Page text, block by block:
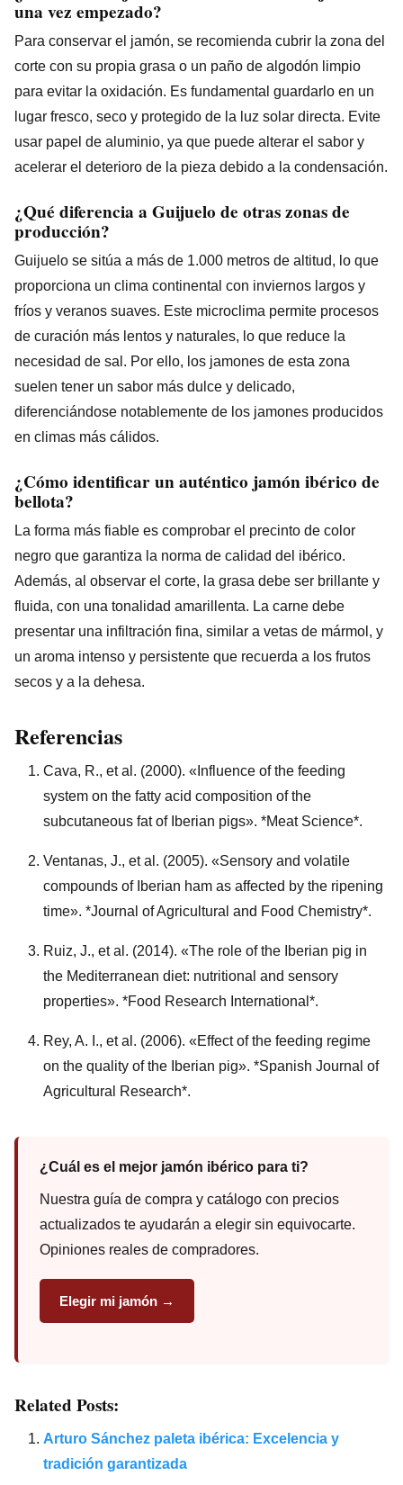
una vez empezado?
Para conservar el jamón, se recomienda cubrir la zona del
corte con su propia grasa o un paño de algodón limpio
para evitar la oxidación. Es fundamental guardarlo en un
lugar fresco, seco y protegido de la luz solar directa. Evite
usar papel de aluminio, ya que puede alterar el sabor y
acelerar el deterioro de la pieza debido a la condensación.
¿Qué diferencia a Guijuelo de otras zonas de
producción?
Guijuelo se sitúa a más de 1.000 metros de altitud, lo que
proporciona un clima continental con inviernos largos y
fríos y veranos suaves. Este microclima permite procesos
de curación más lentos y naturales, lo que reduce la
necesidad de sal. Por ello, los jamones de esta zona
suelen tener un sabor más dulce y delicado,
diferenciándose notablemente de los jamones producidos
en climas más cálidos.
¿Cómo identificar un auténtico jamón ibérico de
bellota?
La forma más fiable es comprobar el precinto de color
negro que garantiza la norma de calidad del ibérico.
Además, al observar el corte, la grasa debe ser brillante y
fluida, con una tonalidad amarillenta. La carne debe
presentar una infiltración fina, similar a vetas de mármol, y
un aroma intenso y persistente que recuerda a los frutos
secos y a la dehesa.
Referencias
Cava, R., et al. (2000). «Influence of the feeding
system on the fatty acid composition of the
subcutaneous fat of Iberian pigs». *Meat Science*.
Ventanas, J., et al. (2005). «Sensory and volatile
compounds of Iberian ham as affected by the ripening
time». *Journal of Agricultural and Food Chemistry*.
Ruiz, J., et al. (2014). «The role of the Iberian pig in
the Mediterranean diet: nutritional and sensory
properties». *Food Research International*.
Rey, A. I., et al. (2006). «Effect of the feeding regime
on the quality of the Iberian pig». *Spanish Journal of
Agricultural Research*.
¿Cuál es el mejor jamón ibérico para ti?
Nuestra guía de compra y catálogo con precios
actualizados te ayudarán a elegir sin equivocarte.
Opiniones reales de compradores.
Elegir mi jamón →
Related Posts:
Arturo Sánchez paleta ibérica: Excelencia y
tradición garantizada